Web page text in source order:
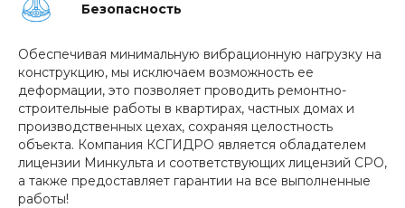
Безопасность
Обеспечивая минимальную вибрационную нагрузку на
конструкцию, мы исключаем возможность ее
деформации, это позволяет проводить ремонтно-
строительные работы в квартирах, частных домах и
производственных цехах, сохраняя целостность
объекта. Компания КСГИДРО является обладателем
лицензии Минкульта и соответствующих лицензий СРО,
а также предоставляет гарантии на все выполненные
работы!